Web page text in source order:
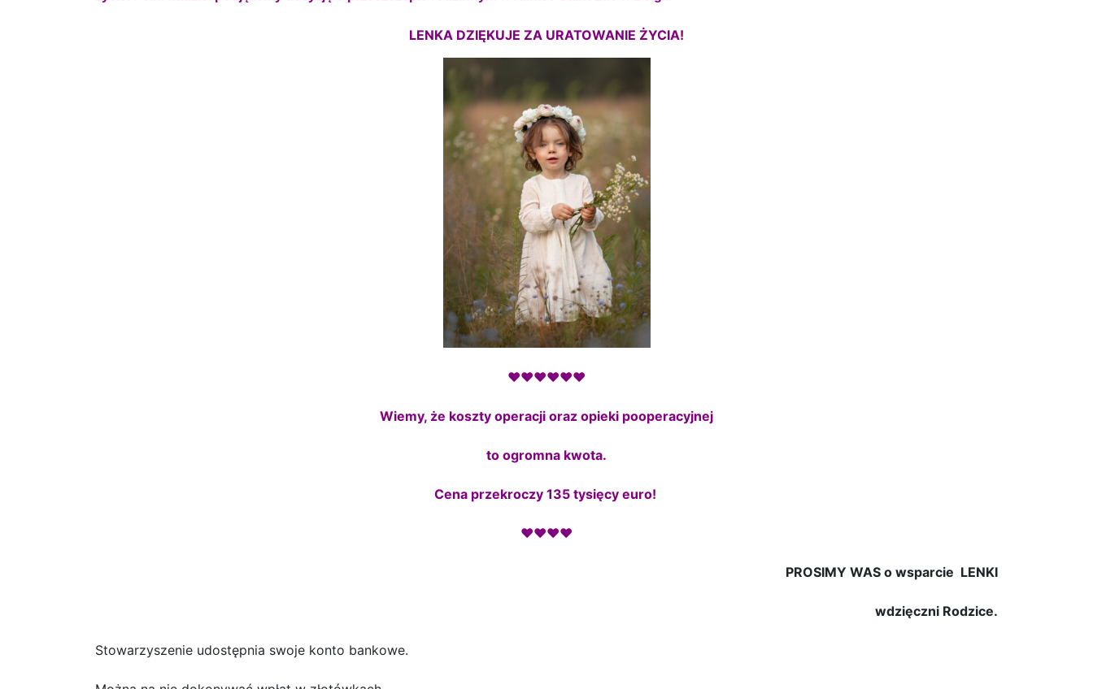
LENKA DZIĘKUJE ZA URATOWANIE ŻYCIA!
♥♥♥♥♥♥
Wiemy, że koszty operacji oraz opieki pooperacyjnej
to ogromna kwota.
Cena przekroczy 135 tysięcy euro!
♥♥♥♥
PROSIMY WAS o wsparcie LENKI
wdzięczni Rodzice.
Stowarzyszenie udostępnia swoje konto bankowe.